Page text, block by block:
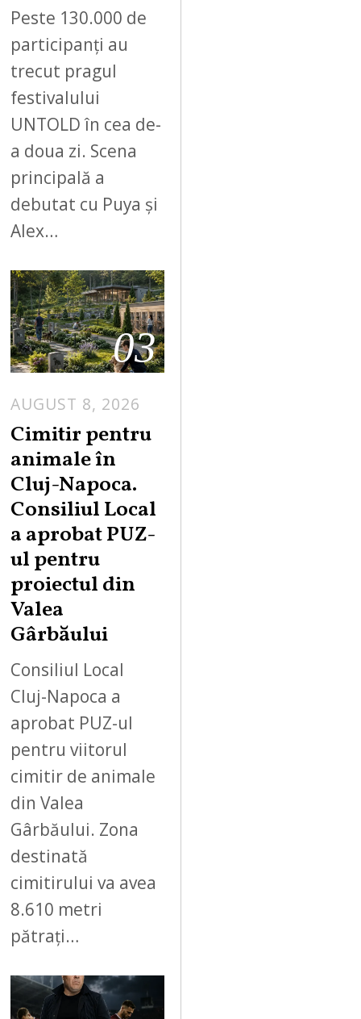
Peste 130.000 de
participanți au
trecut pragul
festivalului
UNTOLD în cea de-
a doua zi. Scena
principală a
debutat cu Puya și
Alex…
03
AUGUST 8, 2026
Cimitir pentru
animale în
Cluj-Napoca.
Consiliul Local
a aprobat PUZ-
ul pentru
proiectul din
Valea
Gârbăului
Consiliul Local
Cluj-Napoca a
aprobat PUZ-ul
pentru viitorul
cimitir de animale
din Valea
Gârbăului. Zona
destinată
cimitirului va avea
8.610 metri
pătrați…